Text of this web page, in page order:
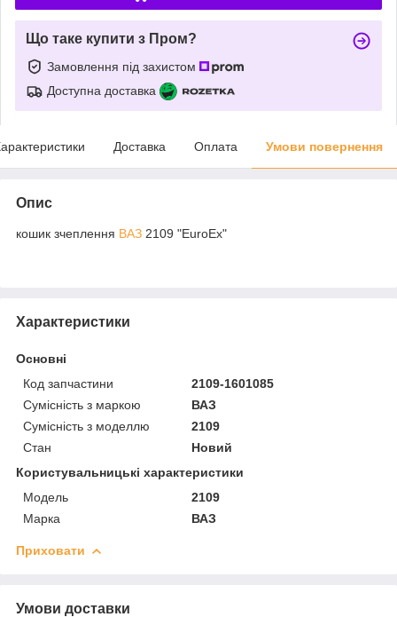
Що таке купити з Пром?
Замовлення під захистом
Доступна доставка
Доставка Оплата Умови повернення
Опис
кошик зчеплення ВАЗ 2109 "EuroEx"
Характеристики
Основні
Код запчастини
2109-1601085
Сумісність з маркою
ВАЗ
Сумісність з моделлю
2109
Стан
Новий
Користувальницькі характеристики
Мoдель
2109
Марка
ВАЗ
Приховати
Умови доставки